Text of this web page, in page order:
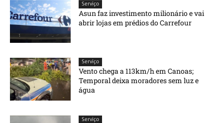
Serviço
Asun faz investimento milionário e vai
abrir lojas em prédios do Carrefour
Serviço
Vento chega a 113km/h em Canoas;
Temporal deixa moradores sem luz e
água
Serviço